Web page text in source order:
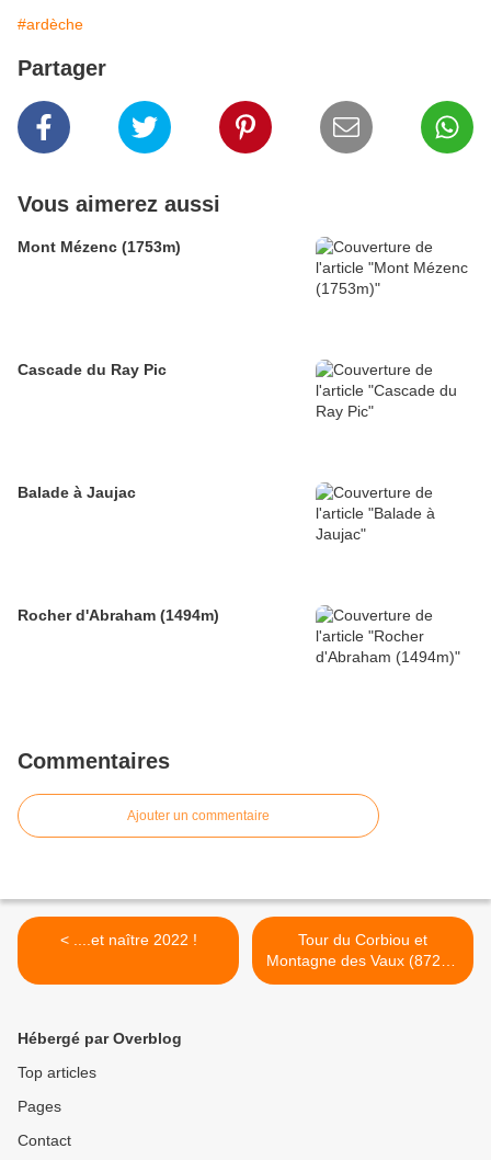
#ardèche
Partager
Vous aimerez aussi
Mont Mézenc (1753m)
Cascade du Ray Pic
Balade à Jaujac
Rocher d'Abraham (1494m)
Commentaires
Ajouter un commentaire
< ....et naître 2022 !
Tour du Corbiou et
Montagne des Vaux (872m)
>
Hébergé par Overblog
Top articles
Pages
Contact